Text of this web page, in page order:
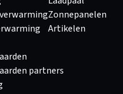
Zonnepanelen
Artikelen
partners